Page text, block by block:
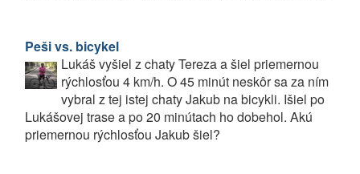
Peši vs. bicykel
Lukáš vyšiel z chaty Tereza a šiel priemernou
rýchlosťou 4 km/h. O 45 minút neskôr sa za ním
vybral z tej istej chaty Jakub na bicykli. Išiel po
Lukášovej trase a po 20 minútach ho dobehol. Akú
priemernou rýchlosťou Jakub šiel?